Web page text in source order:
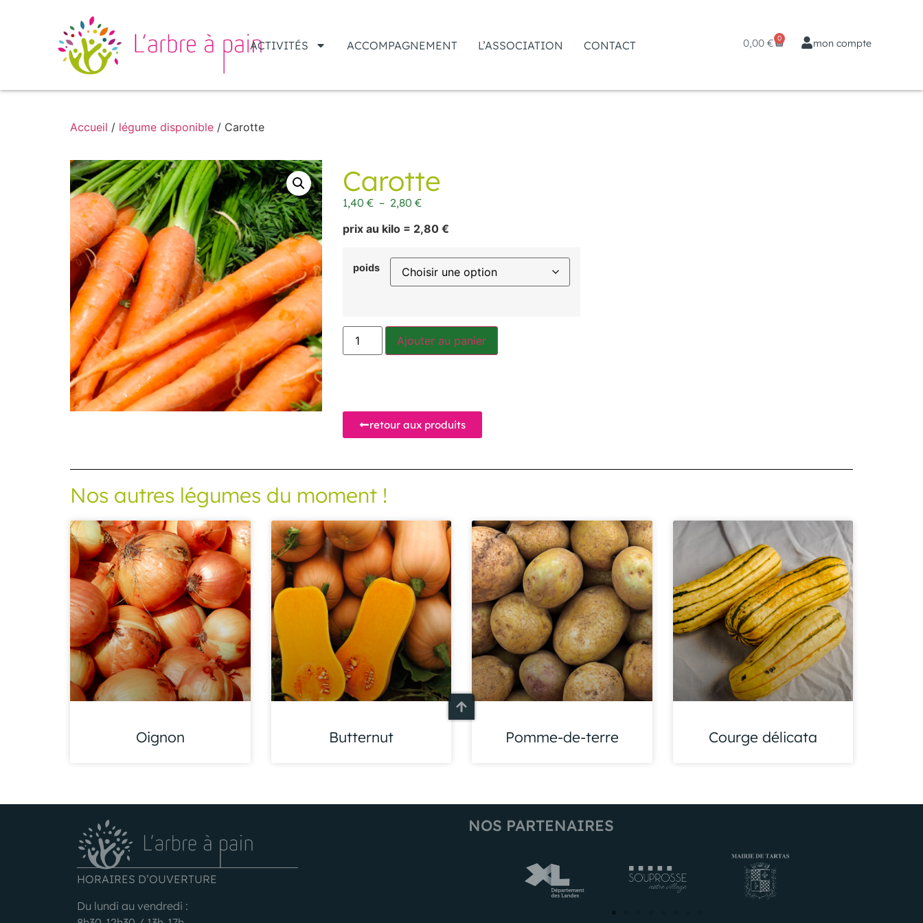
ACTIVITÉS ACCOMPAGNEMENT L’ASSOCIATION CONTACT 0,00€ 0 mon compte
Accueil / légume disponible / Carotte
Carotte
1,40 € – 2,80 €
prix au kilo = 2,80 €
poids
Ajouter au panier
retour aux produits
Nos autres légumes du moment !
Oignon Butternut Pomme-de-terre Courge délicata
HORAIRES D’OUVERTURE
Du lundi au vendredi :
NOS PARTENAIRES